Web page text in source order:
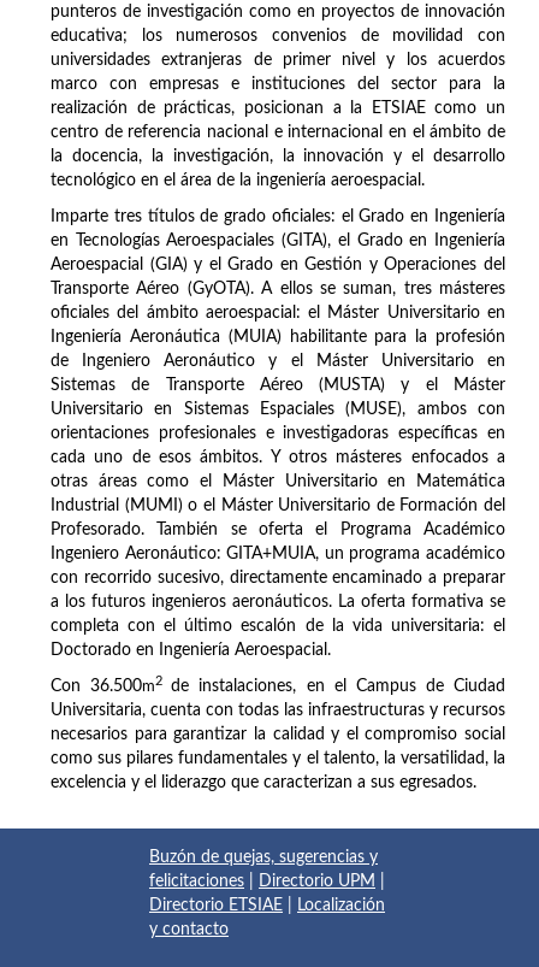
punteros de investigación como en proyectos de innovación
educativa; los numerosos convenios de movilidad con
universidades extranjeras de primer nivel y los acuerdos
marco con empresas e instituciones del sector para la
realización de prácticas, posicionan a la ETSIAE como un
centro de referencia nacional e internacional en el ámbito de
la docencia, la investigación, la innovación y el desarrollo
tecnológico en el área de la ingeniería aeroespacial.
Imparte tres títulos de grado oficiales: el Grado en Ingeniería
en Tecnologías Aeroespaciales (GITA), el Grado en Ingeniería
Aeroespacial (GIA) y el Grado en Gestión y Operaciones del
Transporte Aéreo (GyOTA). A ellos se suman, tres másteres
oficiales del ámbito aeroespacial: el Máster Universitario en
Ingeniería Aeronáutica (MUIA) habilitante para la profesión
de Ingeniero Aeronáutico y el Máster Universitario en
Sistemas de Transporte Aéreo (MUSTA) y el Máster
Universitario en Sistemas Espaciales (MUSE), ambos con
orientaciones profesionales e investigadoras específicas en
cada uno de esos ámbitos. Y otros másteres enfocados a
otras áreas como el Máster Universitario en Matemática
Industrial (MUMI) o el Máster Universitario de Formación del
Profesorado. También se oferta el Programa Académico
Ingeniero Aeronáutico: GITA+MUIA, un programa académico
con recorrido sucesivo, directamente encaminado a preparar
a los futuros ingenieros aeronáuticos. La oferta formativa se
completa con el último escalón de la vida universitaria: el
Doctorado en Ingeniería Aeroespacial.
Con 36.500m2
de instalaciones, en el Campus de Ciudad
Universitaria, cuenta con todas las infraestructuras y recursos
necesarios para garantizar la calidad y el compromiso social
como sus pilares fundamentales y el talento, la versatilidad, la
excelencia y el liderazgo que caracterizan a sus egresados.
Buzón de quejas, sugerencias y
felicitaciones
Directorio UPM
Directorio ETSIAE
Localización
y contacto